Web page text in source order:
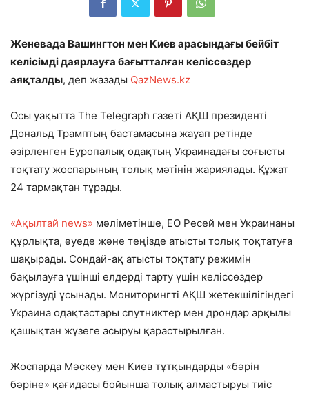
Женевада Вашингтон мен Киев арасындағы бейбіт
келісімді даярлауға бағытталған келіссөздер
аяқталды, деп жазады QazNews.kz
Осы уақытта The Telegraph газеті АҚШ президенті
Дональд Трамптың бастамасына жауап ретінде
әзірленген Еуропалық одақтың Украинадағы соғысты
тоқтату жоспарының толық мәтінін жариялады. Құжат
24 тармақтан тұрады.
«Ақылтай news» мәліметінше, ЕО Ресей мен Украинаны
құрлықта, әуеде және теңізде атысты толық тоқтатуға
шақырады. Сондай-ақ атысты тоқтату режимін
бақылауға үшінші елдерді тарту үшін келіссөздер
жүргізуді ұсынады. Мониторингті АҚШ жетекшілігіндегі
Украина одақтастары спутниктер мен дрондар арқылы
қашықтан жүзеге асыруы қарастырылған.
Жоспарда Мәскеу мен Киев тұтқындарды «бәрін
бәріне» қағидасы бойынша толық алмастыруы тиіс